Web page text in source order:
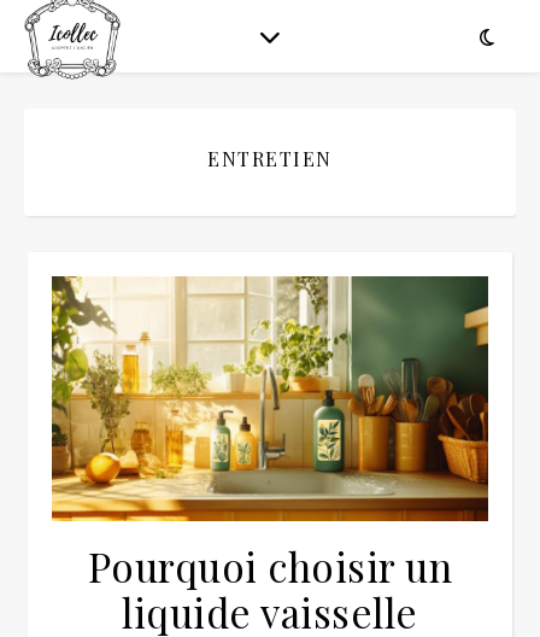
ENTRETIEN
Pourquoi choisir un
liquide vaisselle